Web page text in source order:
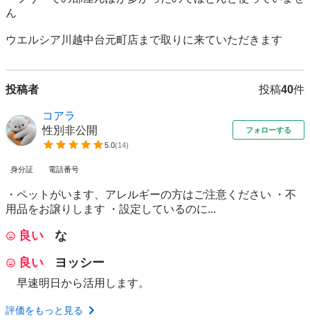
ん
ウエルシア川越中台元町店まで取りに来ていただきます
投稿者 投稿40件
コアラ
性別非公開
5.0(14)
フォローする
身分証 電話番号
・ペットがいます、アレルギーの方はご注意ください ・不
用品をお譲りします ・設定しているのに...
良い
な
良い
ヨッシー
早速明日から活用します。
評価をもっと見る